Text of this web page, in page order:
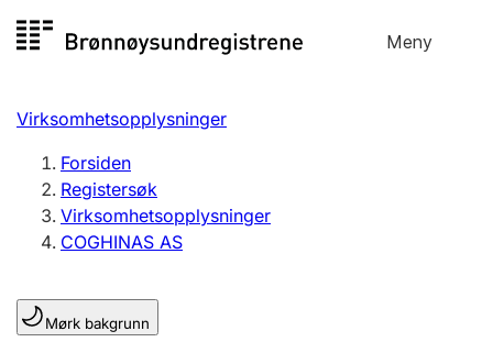
til
Meny
Registersøk
Aksjeselskap
Enkeltpersonforetak
Registrere, endre, slette
Lag og forening
Virksomhetsopplysninger
Forsiden
Registersøk
Virksomhetsopplysninger
COGHINAS AS
Mørk bakgrunn